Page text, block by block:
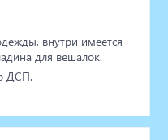
внутри имеется
для вешалок.
ДСП.